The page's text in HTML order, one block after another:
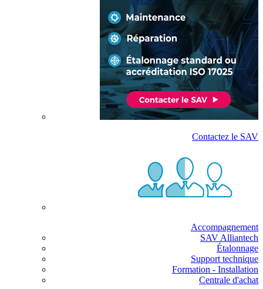
Contactez le SAV
Accompagnement
SAV Alliantech
Étalonnage
Support technique
Formation - Installation
Centrale d'achat